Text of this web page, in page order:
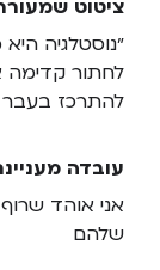
ציטוט
״נוסטלגיה
לחתור קדימה
להתרכז בעבר
עובדה
אני אוהד
שלהם